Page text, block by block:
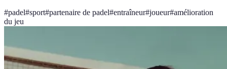
#padel#sport#partenaire de padel#entraîneur#joueur#amélioration
du jeu